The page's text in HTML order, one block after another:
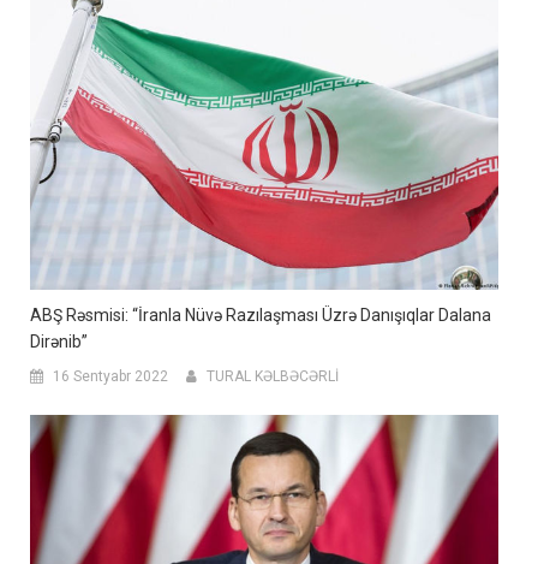
ABŞ Rəsmisi: “İranla Nüvə Razılaşması Üzrə Danışıqlar Dalana
Dirənib”
16 Sentyabr 2022 TURAL KƏLBƏCƏRLİ